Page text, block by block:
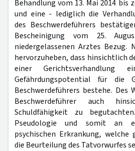
Behandlung vom 13. Mai 2014 bis
und eine - lediglich die
des Beschwerdeführers
Bescheinigung vom 25.
niedergelassenen Arztes Bezug.
hervorzuheben, dass hinsichtlich
einer Gerichtsverhandlung
Gefährdungspotential für die
Beschwerdeführers bestehe. Des
Beschwerdeführer auch
Schuldfähigkeit zu
Pseudologie und somit an
psychischen Erkrankung, welche
die Beurteilung des Tatvorwurfes